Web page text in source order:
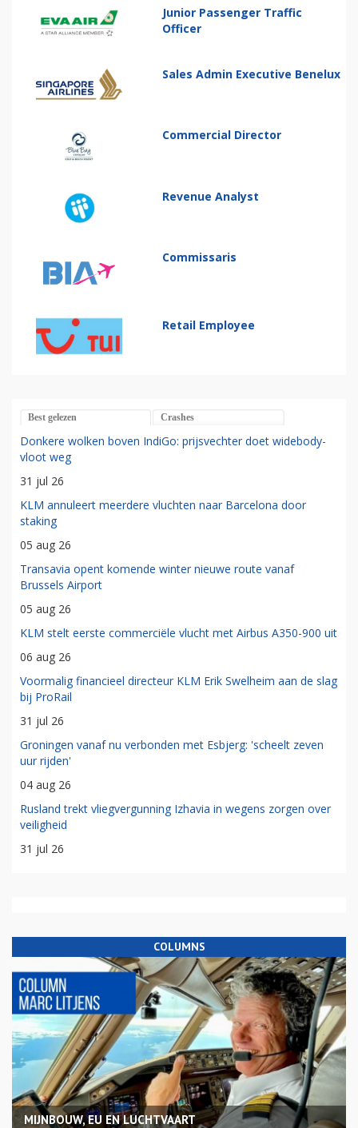
Junior Passenger Traffic
Officer
Sales Admin Executive Benelux
Commercial Director
Revenue Analyst
Commissaris
Retail Employee
Best gelezen Crashes
Donkere wolken boven IndiGo: prijsvechter doet widebody-
vloot weg
31 jul 26
KLM annuleert meerdere vluchten naar Barcelona door
staking
05 aug 26
Transavia opent komende winter nieuwe route vanaf
Brussels Airport
05 aug 26
KLM stelt eerste commerciële vlucht met Airbus A350-900 uit
06 aug 26
Voormalig financieel directeur KLM Erik Swelheim aan de slag
bij ProRail
31 jul 26
Groningen vanaf nu verbonden met Esbjerg: 'scheelt zeven
uur rijden'
04 aug 26
Rusland trekt vliegvergunning Izhavia in wegens zorgen over
veiligheid
31 jul 26
COLUMNS
MIJNBOUW, EU EN LUCHTVAART